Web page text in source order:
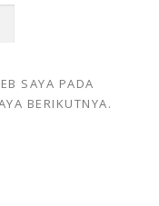
SAYA PADA
BERIKUTNYA.